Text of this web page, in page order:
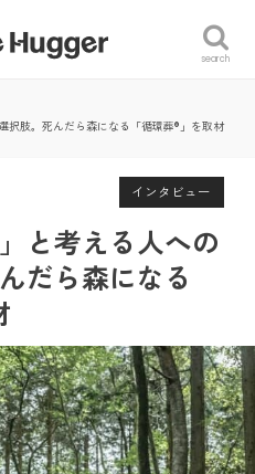
search
択肢。死んだら森になる「循環葬®」を取材
インタビュー
と考える人への
だら森になる